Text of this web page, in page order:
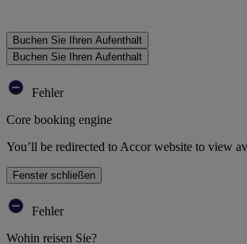
Buchen Sie Ihren Aufenthalt
Buchen Sie Ihren Aufenthalt
Fehler
Core booking engine
You’ll be redirected to Accor website to view
Fenster schließen
Fehler
Wohin reisen Sie?